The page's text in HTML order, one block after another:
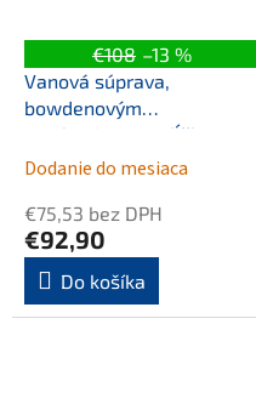
€108 –13 %
Vanová súprava,
bowdenovým
mechanizmom, dĺžka
1200mm, zátka 72mm,
Dodanie do mesiaca
€75,53 bez DPH
€92,90
Do košíka